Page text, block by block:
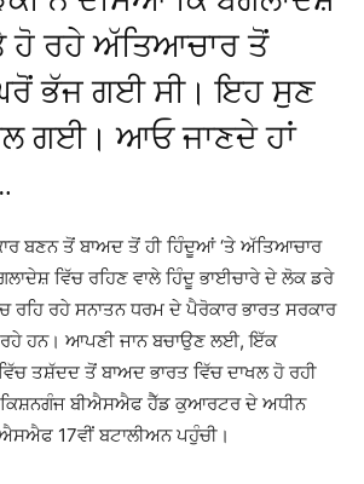
ਹੋ ਰਹੇ ਅੱਤਿਆਚਾਰ ਤੋਂ
ਭੱਜ ਗਈ ਸੀ। ਇਹ ਸੁਣ
ਗਈ। ਆਓ ਜਾਣਦੇ ਹਾਂ
ਬਣਨ ਤੋਂ ਬਾਅਦ ਤੋਂ ਹੀ ਹਿੰਦੂਆਂ ‘ਤੇ ਅੱਤਿਆਚਾਰ
ਵਿੱਚ ਰਹਿਣ ਵਾਲੇ ਹਿੰਦੂ ਭਾਈਚਾਰੇ ਦੇ ਲੋਕ ਡਰੇ
ਰਹਿ ਰਹੇ ਸਨਾਤਨ ਧਰਮ ਦੇ ਪੈਰੋਕਾਰ ਭਾਰਤ ਸਰਕਾਰ
ਹਨ। ਆਪਣੀ ਜਾਨ ਬਚਾਉਣ ਲਈ, ਇੱਕ
ਤਸ਼ੱਦਦ ਤੋਂ ਬਾਅਦ ਭਾਰਤ ਵਿੱਚ ਦਾਖਲ ਹੋ ਰਹੀ
ਕਿਸ਼ਨਗੰਜ ਬੀਐਸਐਫ ਹੈੱਡ ਕੁਆਰਟਰ ਦੇ ਅਧੀਨ
17ਵੀਂ ਬਟਾਲੀਅਨ ਪਹੁੰਚੀ।